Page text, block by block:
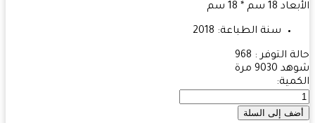
18 سم * 18 سم
سنة الطباعة: 2018
التوفر : 968
9030 مرة